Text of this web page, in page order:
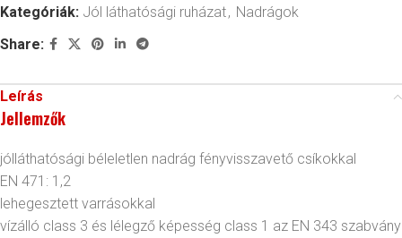
Kategóriák: Jól láthatósági ruházat, Nadrágok
Share:
Leírás
Jellemzők
jólláthatósági béleletlen nadrág fényvisszavető csíkokkal
EN 471: 1,2
lehegesztett varrásokkal
vízálló class 3 és lélegző képesség class 1 az EN 343 szabvány